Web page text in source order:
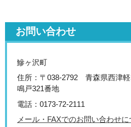
お問い合わせ
鰺ヶ沢町
住所：〒038-2792 青森県西津
鳴戸321番地
電話：0173-72-2111
メール・FAXでのお問い合わせに